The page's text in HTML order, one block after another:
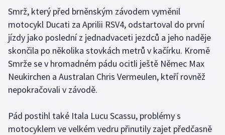
Gymnastika
Házená
Jezdectví
Krasobruslení
Smrž, který před brněnským závodem vyměnil
motocykl Ducati za Aprilii RSV4, odstartoval do první
jízdy jako poslední z jednadvaceti jezdců a jeho naděje
skončila po několika stovkách metrů v kačírku. Kromě
Smrže se v hromadném pádu ocitli ještě Němec Max
Neukirchen a Australan Chris Vermeulen, kteří rovněž
nepokračovali v závodě.
Pád postihl také Itala Lucu Scassu, problémy s
motocyklem ve velkém vedru přinutily zajet předčasně